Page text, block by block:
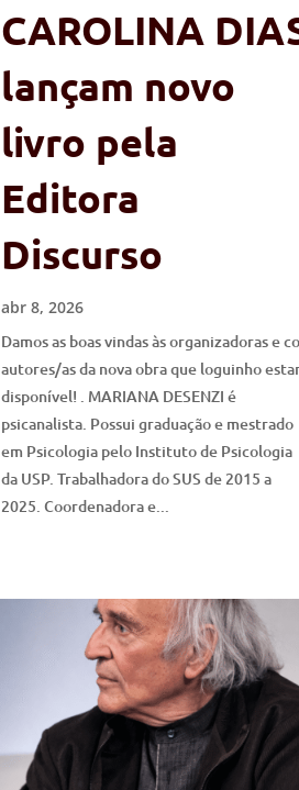
CAROLINA
lançam novo
livro pela
Editora
Discurso
abr 8, 2026
Damos as boas vindas às organizadoras e
autores/as da nova obra que loguinho
disponível! . MARIANA DESENZI é
psicanalista. Possui graduação e mestrado
em Psicologia pelo Instituto de Psicologia
da USP. Trabalhadora do SUS de 2015 a
2025. Coordenadora e...